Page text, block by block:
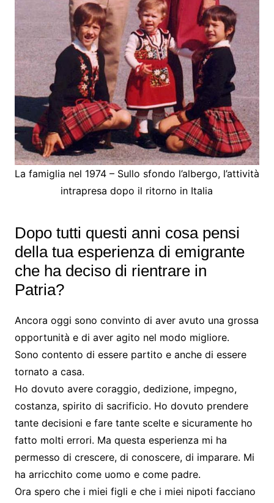
La famiglia nel 1974 – Sullo sfondo l’albergo, l’attività
intrapresa dopo il ritorno in Italia
Dopo tutti questi anni cosa pensi
della tua esperienza di emigrante
che ha deciso di rientrare in
Patria?
Ancora oggi sono convinto di aver avuto una grossa
opportunità e di aver agito nel modo migliore.
Sono contento di essere partito e anche di essere
tornato a casa.
Ho dovuto avere coraggio, dedizione, impegno,
costanza, spirito di sacrificio. Ho dovuto prendere
tante decisioni e fare tante scelte e sicuramente ho
fatto molti errori. Ma questa esperienza mi ha
permesso di crescere, di conoscere, di imparare. Mi
ha arricchito come uomo e come padre.
Ora spero che i miei figli e che i miei nipoti facciano